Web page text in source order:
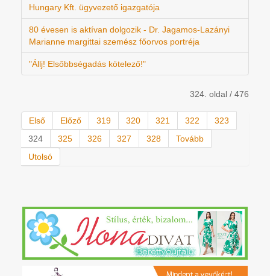
Hungary Kft. ügyvezető igazgatója
80 évesen is aktívan dolgozik - Dr. Jagamos-Lazányi
Marianne margittai szemész főorvos portréja
"Állj! Elsőbbségadás kötelező!"
324. oldal / 476
Első Előző 319 320 321 322
323
324
325 326 327 328
Tovább
Utolsó